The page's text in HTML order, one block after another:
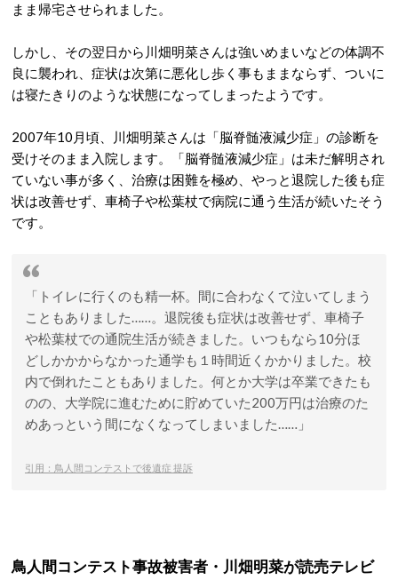
まま帰宅させられました。
しかし、その翌日から川畑明菜さんは強いめまいなどの体調不
良に襲われ、症状は次第に悪化し歩く事もままならず、ついに
は寝たきりのような状態になってしまったようです。
2007年10月頃、川畑明菜さんは「脳脊髄液減少症」の診断を
受けそのまま入院します。「脳脊髄液減少症」は未だ解明され
ていない事が多く、治療は困難を極め、やっと退院した後も症
状は改善せず、車椅子や松葉杖で病院に通う生活が続いたそう
です。
「トイレに行くのも精一杯。間に合わなくて泣いてしまう
こともありました……。退院後も症状は改善せず、車椅子
や松葉杖での通院生活が続きました。いつもなら10分ほ
どしかかからなかった通学も１時間近くかかりました。校
内で倒れたこともありました。何とか大学は卒業できたも
のの、大学院に進むために貯めていた200万円は治療のた
めあっという間になくなってしまいました……」
引用：鳥人間コンテストで後遺症 提訴
鳥人間コンテスト事故被害者・川畑明菜が読売テレビ